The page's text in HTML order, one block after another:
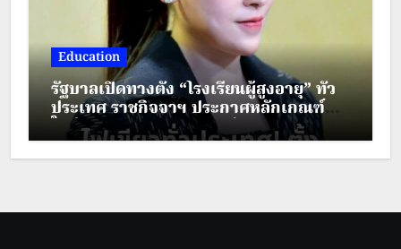
Education
รัฐบาลเปิดทางตั้ง “โรงเรียนผู้สูงอายุ” ทั่ว
ประเทศ ราชกิจจาฯ ประกาศหลักเกณฑ์
ใหม่ ยกระดับคุณภาพชีวิตผู้สูงวัย